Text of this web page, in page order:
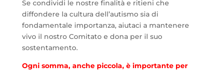
Se condividi le nostre finalità e ritieni che
diffondere la cultura dell’autismo sia di
fondamentale importanza, aiutaci a mantenere
vivo il nostro Comitato e dona per il suo
sostentamento.
Ogni somma, anche piccola, è importante per